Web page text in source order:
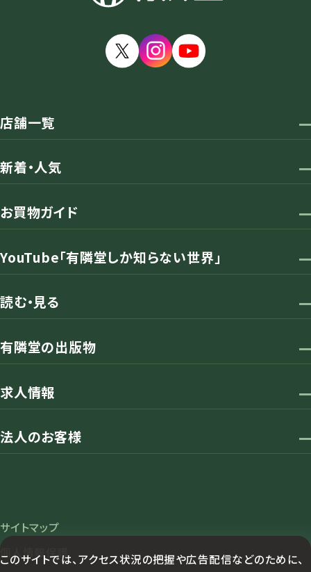
このサイトでは、アクセス状況の把握や広告配信などのために、
店舗一覧
新着・人気
お買物ガイド
YouTube「有隣堂しか知らない世界」
読む・見る
有隣堂の出版物
求人情報
法人のお客様
サイトマップ
個人情報保護